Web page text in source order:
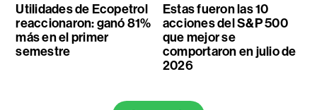
Utilidades de Ecopetrol
reaccionaron: ganó 81%
más en el primer
semestre
Estas fueron las 10
acciones del S&P 500
que mejor se
comportaron en julio de
2026